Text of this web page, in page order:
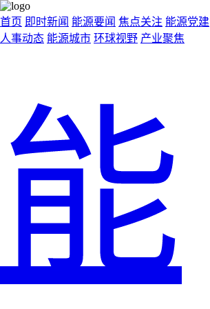
首页 即时新闻 能源要闻 焦点关注 能源党建
人事动态 能源城市 环球视野 产业聚焦
能